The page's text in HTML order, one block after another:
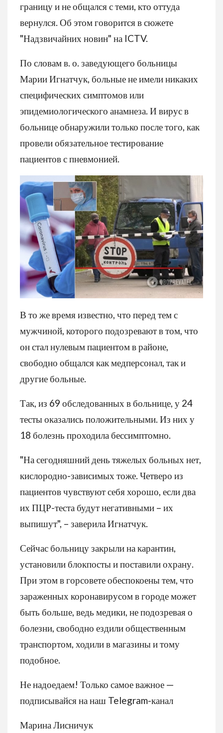
границу и не общался с теми, кто оттуда
вернулся. Об этом говорится в сюжете
"Надзвичайних новин" на ICTV.
По словам в. о. заведующего больницы
Марии Игнатчук, больные не имели никаких
специфических симптомов или
эпидемиологического анамнеза. И вирус в
больнице обнаружили только после того, как
провели обязательное тестирование
пациентов с пневмонией.
В то же время известно, что перед тем с
мужчиной, которого подозревают в том, что
он стал нулевым пациентом в районе,
свободно общался как медперсонал, так и
другие больные.
Так, из 69 обследованных в больнице, у 24
тесты оказались положительными. Из них у
18 болезнь проходила бессимптомно.
"На сегодняшний день тяжелых больных нет,
кислородно-зависимых тоже. Четверо из
пациентов чувствуют себя хорошо, если два
их ПЦР-теста будут негативными – их
выпишут", – заверила Игнатчук.
Сейчас больницу закрыли на карантин,
установили блокпосты и поставили охрану.
При этом в горсовете обеспокоены тем, что
зараженных коронавирусом в городе может
быть больше, ведь медики, не подозревая о
болезни, свободно ездили общественным
транспортом, ходили в магазины и тому
подобное.
Не надоедаем! Только самое важное —
подписывайся на наш Telegram-канал
Марина Лисничук